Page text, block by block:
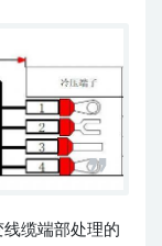
缆端部处理的